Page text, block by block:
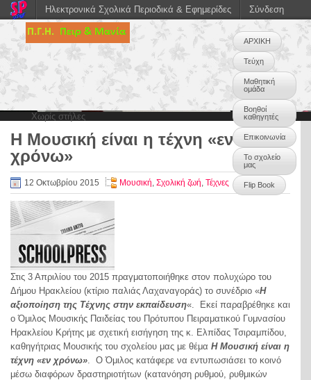
ΑΡΧΙΚΗ
Τεύχη
Μαθητική
ομάδα
Βοηθοί
καθηγητές
Επικοινωνία
Το σχολείο
μας
Flip Book
Χωρίς στήλες
0
Η Μουσική είναι η τέχνη «εν
χρόνω»
12 Οκτωβρίου 2015 Μουσική, Σχολική ζωή, Τέχνες
Στις 3 Απριλίου του 2015 πραγματοποιήθηκε στον πολυχώρο του
Δήμου Ηρακλείου (κτίριο παλιάς Λαχαναγοράς) το συνέδριο «Η
αξιοποίηση της Τέχνης στην εκπαίδευση«. Εκεί παραβρέθηκε και
ο Όμιλος Μουσικής Παιδείας του Πρότυπου Πειραματικού Γυμνασίου
Ηρακλείου Κρήτης με σχετική εισήγηση της κ. Ελπίδας Τσιραμπίδου,
καθηγήτριας Μουσικής του σχολείου μας με θέμα Η Μουσική είναι η
τέχνη «εν χρόνω». Ο Όμιλος κατάφερε να εντυπωσιάσει το κοινό
μέσω διαφόρων δραστηριοτήτων (κατανόηση ρυθμού, ρυθμικών
Ηλεκτρονικά Σχολικά Περιοδικά & Εφημερίδες Σύνδεση